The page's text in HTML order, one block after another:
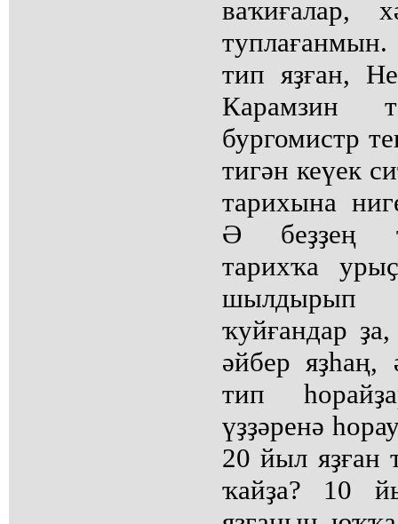
ваҡиғалар,
тип яҙған,
Карамзин
бургомистр
тигән кеүек
тарихына
Ә беҙҙең
тарихҡа
шылдырып
ҡуйғандар
әйбер
тип
үҙҙәренә
20 йыл яҙған
ҡайҙа? 10